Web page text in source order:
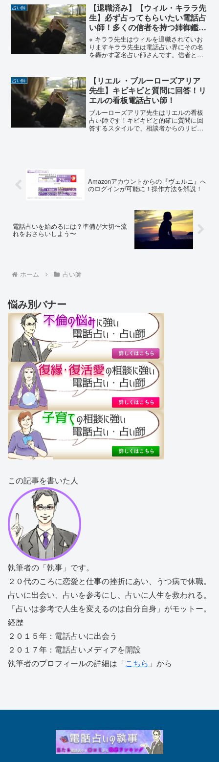
評判！ 所属 ティユール 占術の種類 霊感
霊視・波...
占い師
【退職済み】【ウィル・キララ先
生】必ず占ってもらいたい電話占
い師！多くの信者を持つ姉御鑑
定！
※ キララ先生はウィルを退職されていお
りますキララ先生は電話占い界にその名
を轟かす著名占い師さんです。信者とも
る』と評判の精度が高い鑑定は、ウィル
から復縁特化特選鑑定士の...
占い師
【リエル ・ブルーローズアリア
先生】キビキビと質問に回答！リ
エルの看板電話占い師！
ブルーローズアリア先生はリエルの看板
占い師です！キビキビと的確に質問に回
答するスタイルで、相談者からのリピー
Amazonアカウントからの『ヴェルニ』へ
のログインが可能に！操作方法を解説！
電話占いを始めるには？準備が大切〜流
れをおさらいしよう〜
ホーム 占い師
悩み別バナー
この記事を書いた人
執筆者の「執事」です。
２０代のころに恋愛と仕事の挫折にあい、うつ病で休職。
占いに出会い、占いを参考にし、占いに人生を救われる。
「占いは参考で人生を変えるのは自分自身」がモットー。
経歴
２０１５年：電話占いに出会う
２０１７年：電話占いメディアを開設
執筆者のプロフィールの詳細は「こちら 」から